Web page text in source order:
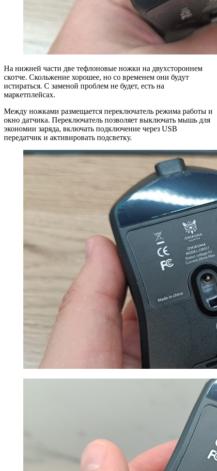
На нижней части две тефлоновые ножки на двухстороннем
скотче. Скольжение хорошее, но со временем они будут
истираться. С заменой проблем не будет, есть на
маркетплейсах.
Между ножками размещается переключатель режима работы и
окно датчика. Переключатель позволяет выключать мышь для
экономии заряда, включать подключение через USB
передатчик и активировать подсветку.